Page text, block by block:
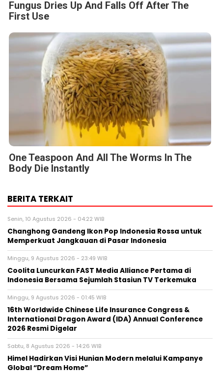
Fungus Dries Up And Falls Off After The
First Use
One Teaspoon And All The Worms In The
Body Die Instantly
BERITA TERKAIT
Senin, 10 Agustus 2026 - 04:22 WIB
Changhong Gandeng Ikon Pop Indonesia Rossa untuk
Memperkuat Jangkauan di Pasar Indonesia
Minggu, 9 Agustus 2026 - 23:49 WIB
Coolita Luncurkan FAST Media Alliance Pertama di
Indonesia Bersama Sejumlah Stasiun TV Terkemuka
Minggu, 9 Agustus 2026 - 01:45 WIB
16th Worldwide Chinese Life Insurance Congress &
International Dragon Award (IDA) Annual Conference
2026 Resmi Digelar
Sabtu, 8 Agustus 2026 - 14:26 WIB
Himel Hadirkan Visi Hunian Modern melalui Kampanye
Global “Dream Home”